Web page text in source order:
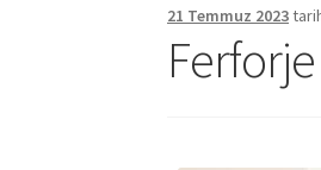
21 Temmuz 2023